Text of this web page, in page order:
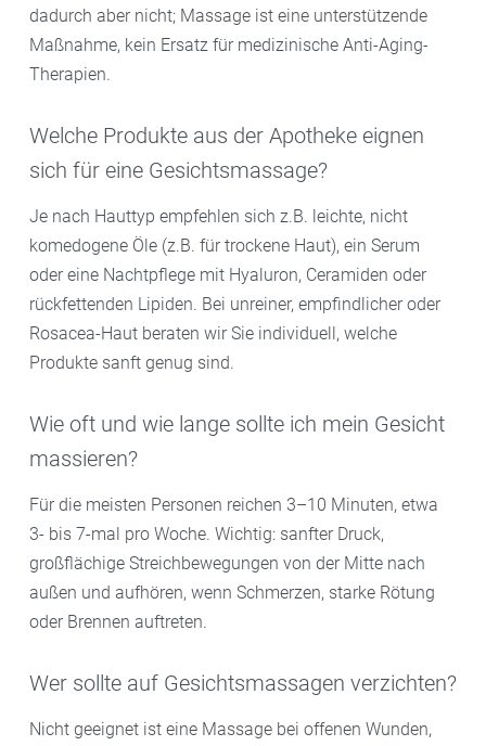
dadurch aber nicht; Massage ist eine unterstützende
Maßnahme, kein Ersatz für medizinische Anti-Aging-
Therapien.
Welche Produkte aus der Apotheke eignen
sich für eine Gesichtsmassage?
Je nach Hauttyp empfehlen sich z.B. leichte, nicht
komedogene Öle (z.B. für trockene Haut), ein Serum
oder eine Nachtpflege mit Hyaluron, Ceramiden oder
rückfettenden Lipiden. Bei unreiner, empfindlicher oder
Rosacea-Haut beraten wir Sie individuell, welche
Produkte sanft genug sind.
Wie oft und wie lange sollte ich mein Gesicht
massieren?
Für die meisten Personen reichen 3–10 Minuten, etwa
3- bis 7-mal pro Woche. Wichtig: sanfter Druck,
großflächige Streichbewegungen von der Mitte nach
außen und aufhören, wenn Schmerzen, starke Rötung
oder Brennen auftreten.
Wer sollte auf Gesichtsmassagen verzichten?
Nicht geeignet ist eine Massage bei offenen Wunden,